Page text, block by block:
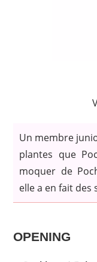
Un membre
plantes que
moquer de
elle a en fait
OPENING